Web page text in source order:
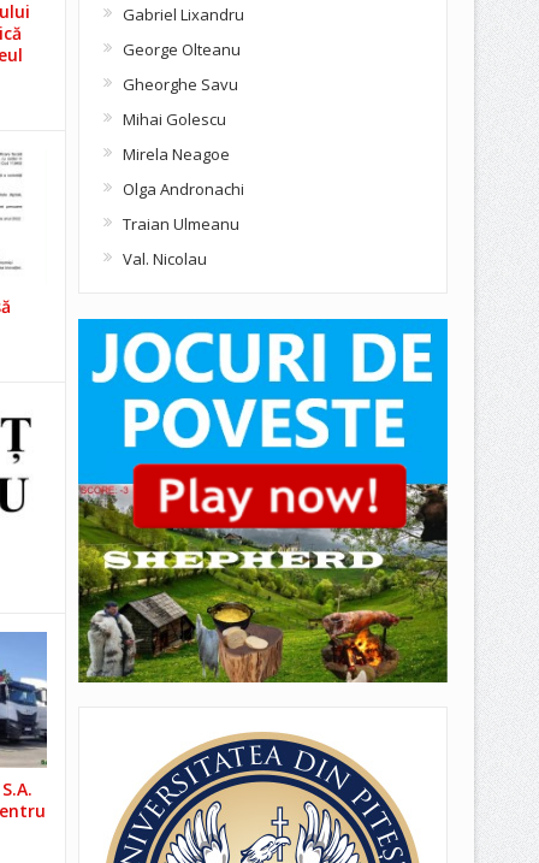
Gabriel Lixandru
George Olteanu
Gheorghe Savu
Mihai Golescu
Mirela Neagoe
Olga Andronachi
Traian Ulmeanu
Val. Nicolau